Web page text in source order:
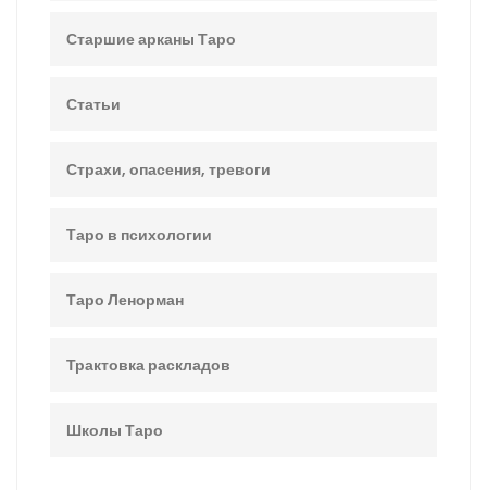
Старшие арканы Таро
Статьи
Страхи, опасения, тревоги
Таро в психологии
Таро Ленорман
Трактовка раскладов
Школы Таро